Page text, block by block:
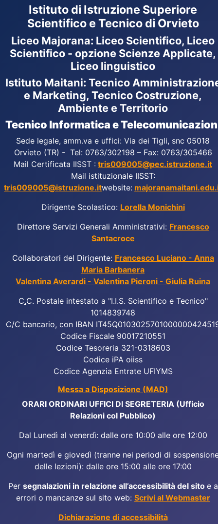
Istituto di Istruzione Superiore
Scientifico e Tecnico di Orvieto
Liceo Majorana: Liceo Scientifico, Liceo
Scientifico - opzione Scienze Applicate,
Liceo linguistico
Istituto Maitani: Tecnico
e Marketing, Tecnico Costruzione,
Ambiente e Territorio
Tecnico Informatica e
Sede legale, amm.va e uffici: Via dei Tigli, snc 05018
Orvieto (TR) - Tel: 0763/302198 – Fax: 0763/305466
Mail Certificata IISST : tris009005@pec.istruzione.it
Mail istituzionale IISST:
tris009005@istruzione.itwebsite:
Dirigente Scolastico: Lorella Monichini
Direttore Servizi Generali Amministrativi: Francesco
Santacroce
Collaboratori del Dirigente: Francesco Luciano - Anna
Maria Barbanera
Valentina Averardi - Valentina Pieroni - Giulia Ruina
C.C. Postale intestato a "I.I.S. Scientifico e Tecnico"
1014839748
C/C bancario, con IBAN
Codice Fiscale 90017210551
Codice Tesoreria 321-0318603
Codice iPA oiiss
Codice Agenzia Entrate UFIYMS
Messa a Disposizione (MAD)
ORARI ORDINARI UFFICI DI SEGRETERIA (Ufficio
Relazioni col Pubblico)
Dal Lunedì al venerdì: dalle ore 10:00 alle ore 12:00
Ogni martedì e giovedì (tranne nei periodi di
delle lezioni): dalle ore 15:00 alle ore 17:00
Per segnalazioni in relazione all’accessibilità del sito e a
errori o mancanze sul sito web: Scrivi al Webmaster
Dichiarazione di accessibilità